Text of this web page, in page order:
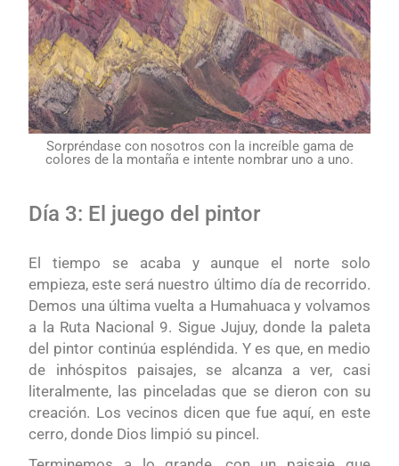
Sorpréndase con nosotros con la increíble gama de
colores de la montaña e intente nombrar uno a uno.
Día 3: El juego del pintor
El tiempo se acaba y aunque el norte solo
empieza, este será nuestro último día de recorrido.
Demos una última vuelta a Humahuaca y volvamos
a la Ruta Nacional 9. Sigue Jujuy, donde la paleta
del pintor continúa espléndida. Y es que, en medio
de inhóspitos paisajes, se alcanza a ver, casi
literalmente, las pinceladas que se dieron con su
creación. Los vecinos dicen que fue aquí, en este
cerro, donde Dios limpió su pincel.